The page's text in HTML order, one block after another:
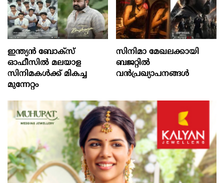
ഇന്ത്യൻ ബോക്‌സ്
ഓഫീസിൽ മലയാള
സിനിമകൾക്ക് മികച്ച
മുന്നേറ്റം
സിനിമാ മേഖലക്കായി
ബജറ്റിൽ
വൻപ്രഖ്യാപനങ്ങൾ